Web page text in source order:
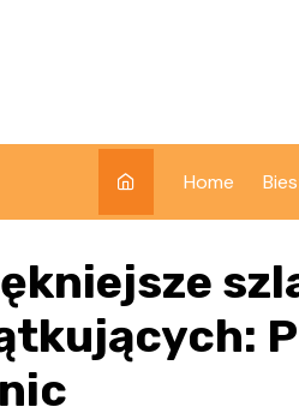
Home